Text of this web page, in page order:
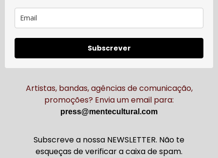
Subscrever
Artistas, bandas, agências de comunicação,
promoções? Envia um email para:
press@mentecultural.com
Subscreve a nossa NEWSLETTER. Não te
esqueças de verificar a caixa de spam.